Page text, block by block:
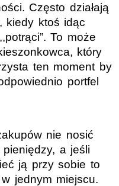
Często działają
kiedy ktoś idąc
To może
który
ten moment by
portfel
nie nosić
a jeśli
ją przy sobie to
jednym miejscu.